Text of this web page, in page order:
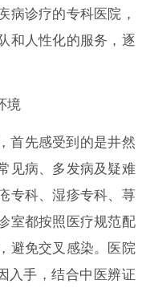
病诊疗的专科医院，
和人性化的服务，逐
境
首先感受到的是井然
见病、多发病及疑难
专科、湿疹专科、荨
室都按照医疗规范配
避免交叉感染。医院
入手，结合中医辨证